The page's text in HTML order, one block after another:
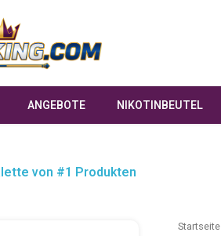
ANGEBOTE NIKOTINBEUTEL
von #1 Produkten
Startseite